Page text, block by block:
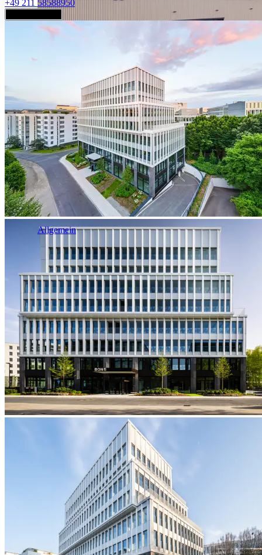
Industrie & Logistik
Allgemein
+49 211 58588950